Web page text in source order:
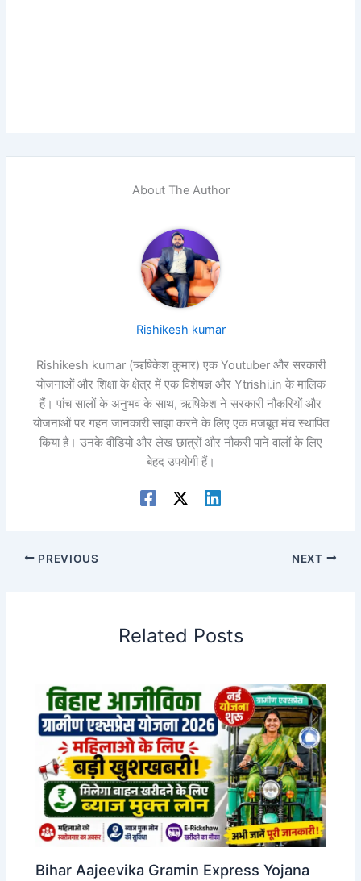
About The Author
Rishikesh kumar
Rishikesh kumar (ऋषिकेश कुमार) एक Youtuber और सरकारी
योजनाओं और शिक्षा के क्षेत्र में एक विशेषज्ञ और Ytrishi.in के मालिक
हैं। पांच सालों के अनुभव के साथ, ऋषिकेश ने सरकारी नौकरियों और
योजनाओं पर गहन जानकारी साझा करने के लिए एक मजबूत मंच स्थापित
किया है। उनके वीडियो और लेख छात्रों और नौकरी पाने वालों के लिए
बेहद उपयोगी हैं।
PREVIOUS NEXT
Related Posts
Bihar Aajeevika Gramin Express Yojana